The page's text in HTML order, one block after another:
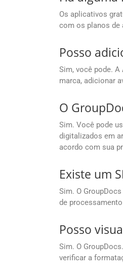
Os aplicativos
com os planos de
Posso
Sim, você pode.
marca, adicionar
O
Sim. Você pode
digitalizados em
acordo com sua
Existe um
Sim. O
de
Posso
Sim. O
verificar a